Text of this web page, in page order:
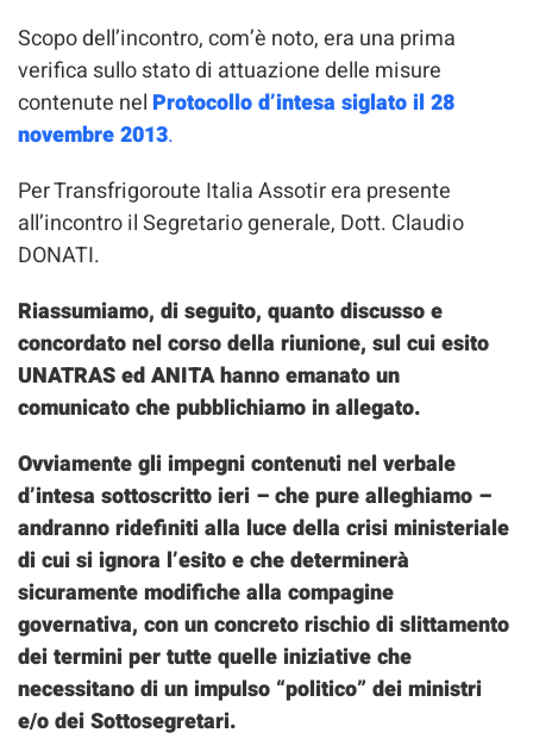
Scopo dell’incontro, com’è noto, era una prima
verifica sullo stato di attuazione delle misure
contenute nel Protocollo d’intesa siglato il 28
novembre 2013.
Per Transfrigoroute Italia Assotir era presente
all’incontro il Segretario generale, Dott. Claudio
DONATI.
Riassumiamo, di seguito, quanto discusso e
concordato nel corso della riunione, sul cui esito
UNATRAS ed ANITA hanno emanato un
comunicato che pubblichiamo in allegato.
Ovviamente gli impegni contenuti nel verbale
d’intesa sottoscritto ieri – che pure alleghiamo –
andranno ridefiniti alla luce della crisi ministeriale
di cui si ignora l’esito e che determinerà
sicuramente modifiche alla compagine
governativa, con un concreto rischio di slittamento
dei termini per tutte quelle iniziative che
necessitano di un impulso “politico” dei ministri
e/o dei Sottosegretari.